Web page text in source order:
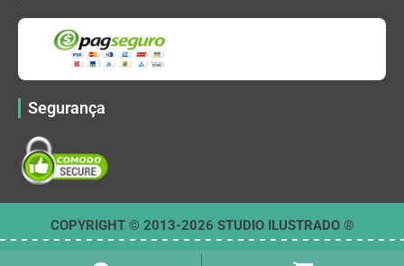
Segurança
COPYRIGHT © 2013-2026 STUDIO ILUSTRADO ®